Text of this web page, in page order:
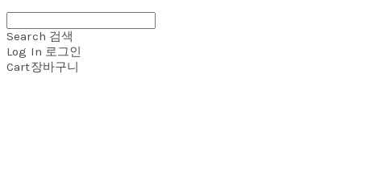
Search 검색
Log In 로그인
Cart장바구니